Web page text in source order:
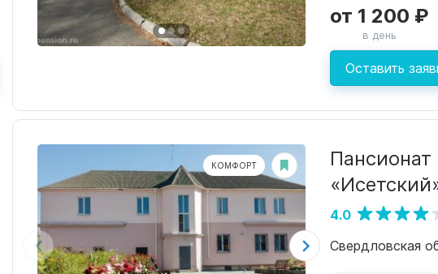
Оставить
от 1 200 ₽
в день
КОМФОРТ
4.0